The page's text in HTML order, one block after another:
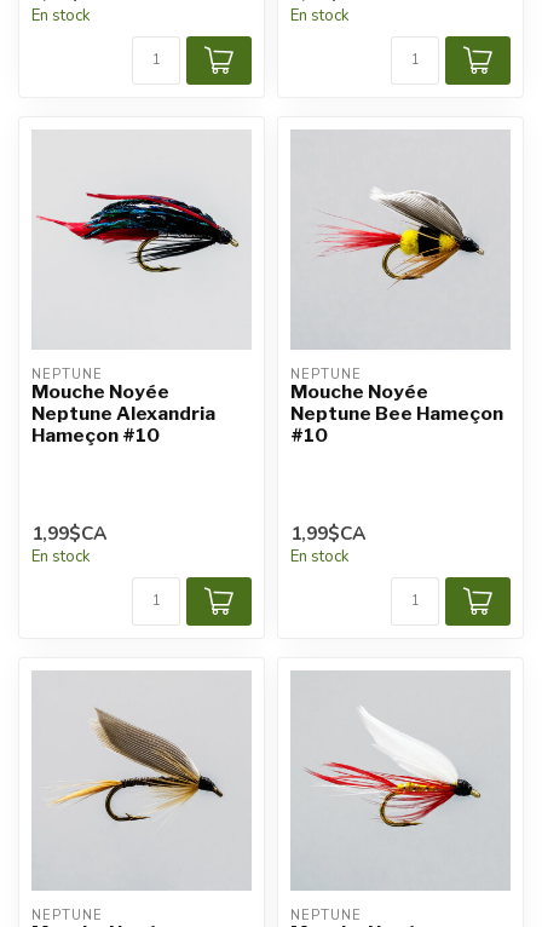
En stock En stock
NEPTUNE
Mouche Noyée
Neptune Alexandria
Hameçon #10
1,99$CA
En stock
NEPTUNE
Mouche Noyée
Neptune Bee Hameçon
#10
1,99$CA
En stock
NEPTUNE NEPTUNE